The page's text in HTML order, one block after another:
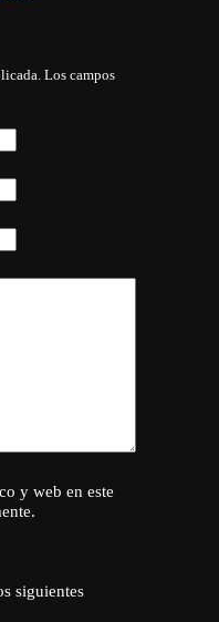
Los campos
y web en este
siguientes